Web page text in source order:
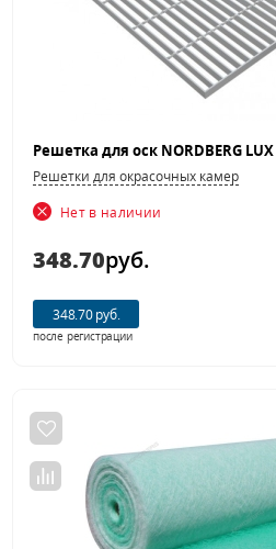
Решетка для оск NORDBERG LUX
Решетки для окрасочных камер
Нет в наличии
348.70руб.
348.70 руб.
после регистрации